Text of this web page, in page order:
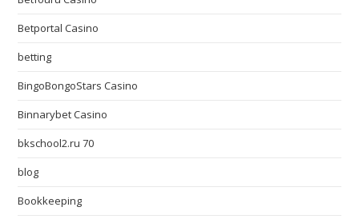
Betportal Casino
betting
BingoBongoStars Casino
Binnarybet Casino
bkschool2.ru 70
blog
Bookkeeping